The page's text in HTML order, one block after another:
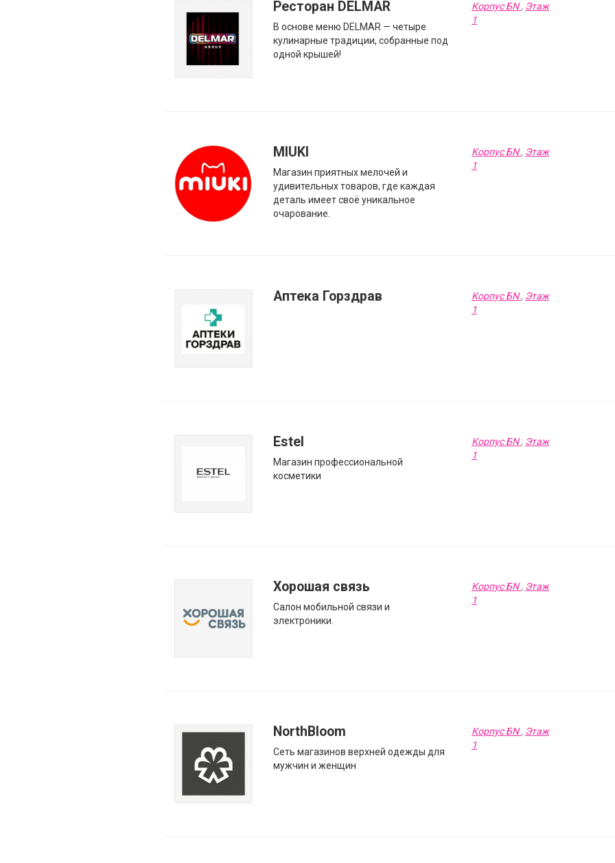
Ресторан DELMAR
В основе меню DELMAR — четыре
кулинарные традиции, собранные под
одной крышей!
Корпус БN, Этаж
1
MIUKI
Магазин приятных мелочей и
удивительных товаров, где каждая
деталь имеет своё уникальное
очарование.
Корпус БN, Этаж
1
Аптека Горздрав Корпус БN, Этаж
1
Estel
Магазин профессиональной
косметики
Корпус БN, Этаж
1
Хорошая связь
Салон мобильной связи и
электроники.
Корпус БN, Этаж
1
NorthBloom
Сеть магазинов верхней одежды для
мужчин и женщин
Корпус БN, Этаж
1